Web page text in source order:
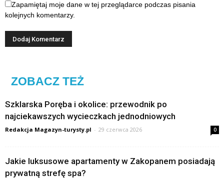
Zapamiętaj moje dane w tej przeglądarce podczas pisania
kolejnych komentarzy.
ZOBACZ TEŻ
Szklarska Poręba i okolice: przewodnik po
najciekawszych wycieczkach jednodniowych
Redakcja Magazyn-turysty.pl - 29 czerwca 2026 0
Jakie luksusowe apartamenty w Zakopanem posiadają
prywatną strefę spa?